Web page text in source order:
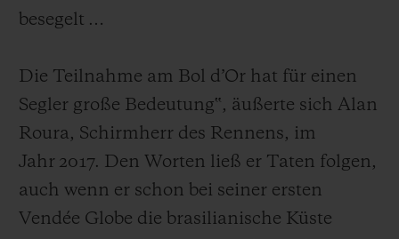
besegelt …
Die Teilnahme am Bol d’Or hat für einen
Segler große Bedeutung‟, äußerte sich Alan
Roura, Schirmherr des Rennens, im
Jahr 2017. Den Worten ließ er Taten folgen,
auch wenn er schon bei seiner ersten
Vendée Globe die brasilianische Küste